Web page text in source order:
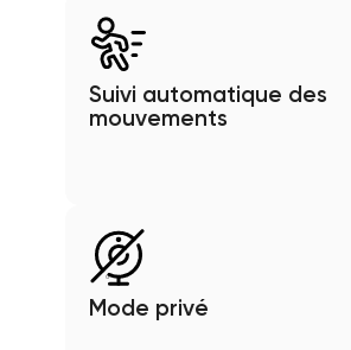
Suivi automatique des
mouvements
Mode privé